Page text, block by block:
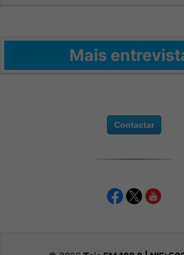
Mais
Contactar